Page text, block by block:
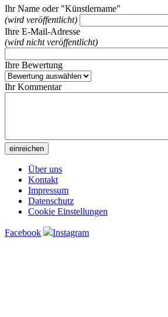
Ihr Name oder "Künstlername"
(wird veröffentlicht)
Ihre E-Mail-Adresse
(wird nicht veröffentlicht)
Ihre Bewertung
Ihr Kommentar
Über uns
Kontakt
Impressum
Datenschutz
Cookie Einstellungen
Facebook Instagram